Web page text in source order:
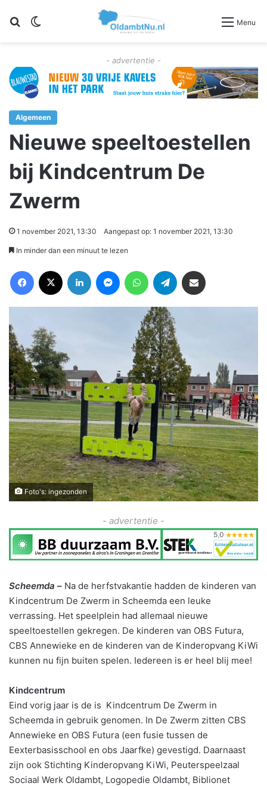
Zoeken Menu
- advertentie -
Algemeen
Nieuwe speeltoestellen
bij Kindcentrum De
Zwerm
1 november 2021, 13:30 Aangepast op: 1 november 2021, 13:30
In minder dan een minuut te lezen
Foto's: ingezonden
- advertentie -
Scheemda – Na de herfstvakantie hadden de kinderen van
Kindcentrum De Zwerm in Scheemda een leuke
verrassing. Het speelplein had allemaal nieuwe
speeltoestellen gekregen. De kinderen van OBS Futura,
CBS Annewieke en de kinderen van de Kinderopvang KiWi
kunnen nu fijn buiten spelen. Iedereen is er heel blij mee!
Kindcentrum
Eind vorig jaar is de is Kindcentrum De Zwerm in
Scheemda in gebruik genomen. In De Zwerm zitten CBS
Annewieke en OBS Futura (een fusie tussen de
Eexterbasisschool en obs Jaarfke) gevestigd. Daarnaast
zijn ook Stichting Kinderopvang KiWi, Peuterspeelzaal
Sociaal Werk Oldambt, Logopedie Oldambt, Biblionet